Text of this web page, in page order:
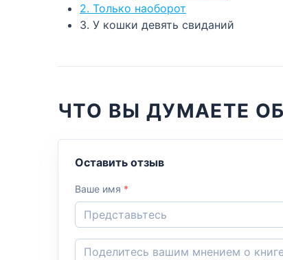
2. Только наоборот
3. У кошки девять свиданий
ЧТО ВЫ ДУМАЕТЕ
Оставить отзыв
Ваше имя *